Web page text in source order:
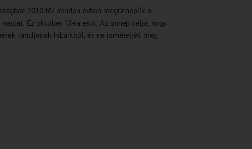
2010-től minden évben megünneplik a
napját. Ez október 13-ra esik. Az ünnep célja, hogy
tanuljanak hibáikból, és ne ismételjék meg